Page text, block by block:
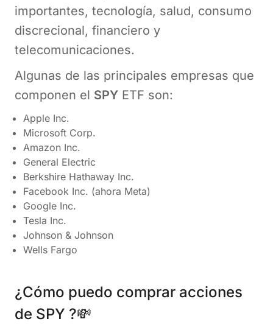
importantes, tecnología, salud, consumo
discrecional, financiero y
telecomunicaciones.
Algunas de las principales empresas que
componen el SPY ETF son:
Apple Inc.
Microsoft Corp.
Amazon Inc.
General Electric
Berkshire Hathaway Inc.
Facebook Inc. (ahora Meta)
Google Inc.
Tesla Inc.
Johnson & Johnson
Wells Fargo
¿Cómo puedo comprar acciones
de SPY ?💸